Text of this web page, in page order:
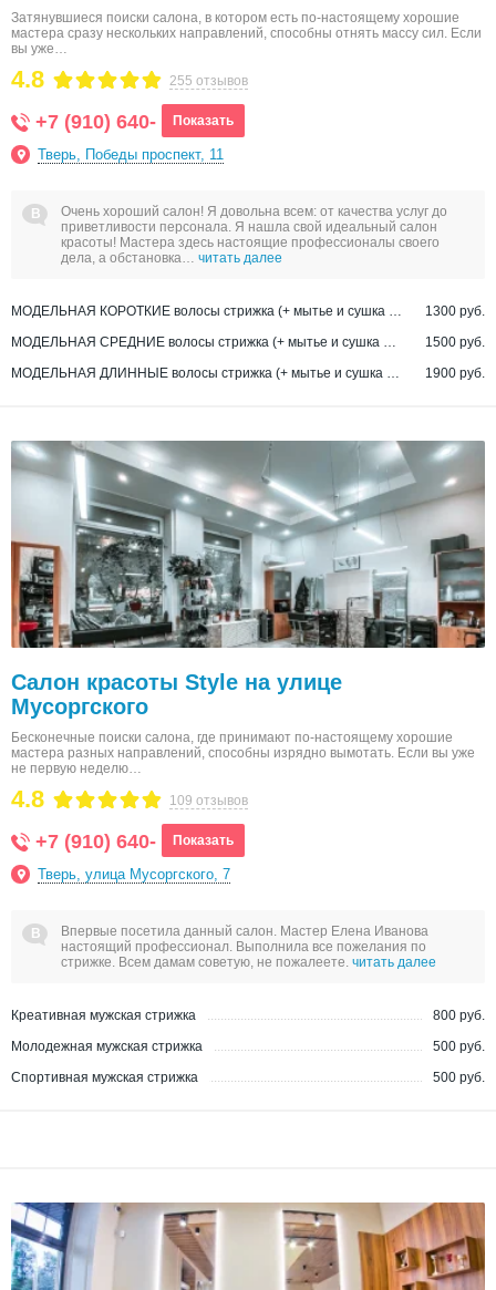
Затянувшиеся поиски салона, в котором есть по-настоящему хорошие
мастера сразу нескольких направлений, способны отнять массу сил. Если
вы уже…
255 отзывов
4.8
+7 (910) 640- Показать
Тверь, Победы проспект, 11
Очень хороший салон! Я довольна всем: от качества услуг до
приветливости персонала. Я нашла свой идеальный салон
красоты! Мастера здесь настоящие профессионалы своего
дела, а обстановка… читать далее
МОДЕЛЬНАЯ КОРОТКИЕ волосы стрижка (+ мытье и сушка феном)
1300 руб.
МОДЕЛЬНАЯ СРЕДНИЕ волосы стрижка (+ мытье и сушка феном)
1500 руб.
МОДЕЛЬНАЯ ДЛИННЫЕ волосы стрижка (+ мытье и сушка феном)
1900 руб.
Салон красоты Style на улице
Мусоргского
Бесконечные поиски салона, где принимают по-настоящему хорошие
мастера разных направлений, способны изрядно вымотать. Если вы уже
не первую неделю…
109 отзывов
4.8
+7 (910) 640- Показать
Тверь, улица Мусоргского, 7
Впервые посетила данный салон. Мастер Елена Иванова
настоящий профессионал. Выполнила все пожелания по
стрижке. Всем дамам советую, не пожалеете. читать далее
Креативная мужская стрижка
800 руб.
Молодежная мужская стрижка
500 руб.
Спортивная мужская стрижка
500 руб.